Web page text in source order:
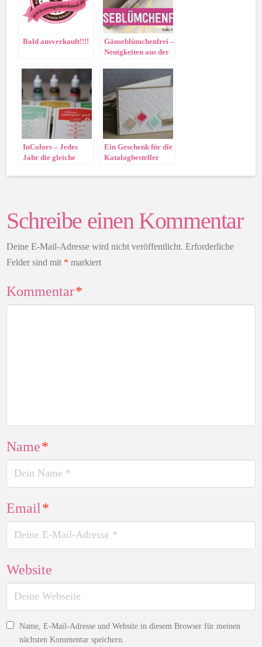
Bald ausverkauft!!!!
Gänseblümchenfrei –
Neuigkeiten aus der
InColors – Jedes
Jahr die gleiche
Ein Geschenk für die
Katalogbesteller
Schreibe einen Kommentar
Deine E-Mail-Adresse wird nicht veröffentlicht. Erforderliche
Felder sind mit * markiert
Kommentar*
Name*
Email*
Website
Name, E-Mail-Adresse und Website in diesem Browser für meinen
nächsten Kommentar speichern.